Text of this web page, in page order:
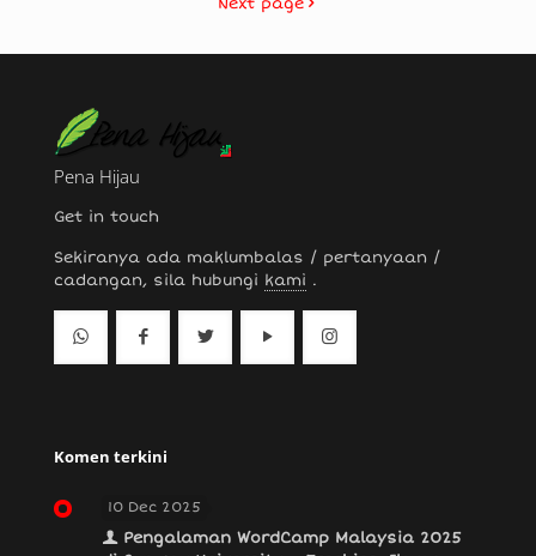
Pena Hijau
Get in touch
Sekiranya ada maklumbalas / pertanyaan /
cadangan, sila hubungi kami .
Komen terkini
10 Dec 2025
Pengalaman WordCamp Malaysia 2025